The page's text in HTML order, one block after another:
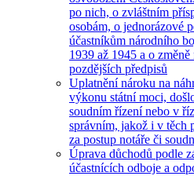
po nich, o zvláštním
osobám, o jednorázové
účastníkům národního
1939 až 1945 a o
pozdějších předpisů
Uplatnění nároku na
výkonu státní moci,
soudním řízení nebo v
správním, jakož i v těch
za postup notáře či
Úprava důchodů podle
účastnících odboje a